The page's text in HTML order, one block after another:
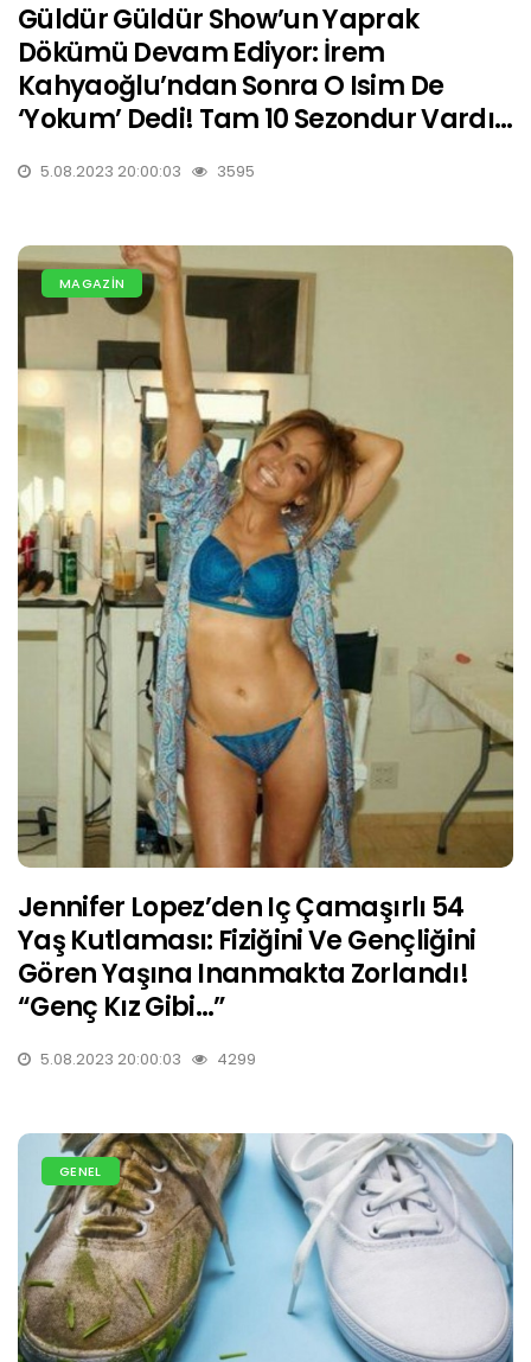
Güldür Güldür Show’un Yaprak
Dökümü Devam Ediyor: İrem
Kahyaoğlu’ndan Sonra O Isim De
‘yokum’ Dedi! Tam 10 Sezondur Vardı…
5.08.2023 20:00:03 3595
MAGAZİN
Jennifer Lopez’den Iç Çamaşırlı 54
Yaş Kutlaması: Fiziğini Ve Gençliğini
Gören Yaşına Inanmakta Zorlandı!
“Genç Kız Gibi…”
5.08.2023 20:00:03 4299
GENEL